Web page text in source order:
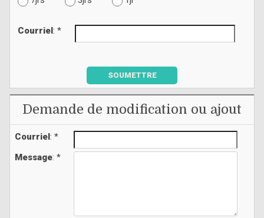
Courriel : *
SOUMETTRE
Demande de modification ou ajout
Courriel: *
Message: *